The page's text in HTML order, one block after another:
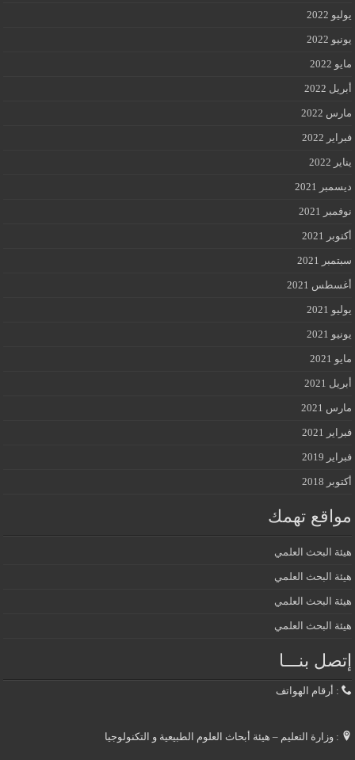
يوليو 2022
يونيو 2022
مايو 2022
أبريل 2022
مارس 2022
فبراير 2022
يناير 2022
ديسمبر 2021
نوفمبر 2021
أكتوبر 2021
سبتمبر 2021
أغسطس 2021
يوليو 2021
يونيو 2021
مايو 2021
أبريل 2021
مارس 2021
فبراير 2021
فبراير 2019
أكتوبر 2018
مواقع تهمك
هيئة البحث العلمي
هيئة البحث العلمي
هيئة البحث العلمي
هيئة البحث العلمي
إتصل بنـــا
: أرقام الهواتف
: وزارة التعليم – هيئة أبحاث العلوم الطبيعية و التكنولوجيا